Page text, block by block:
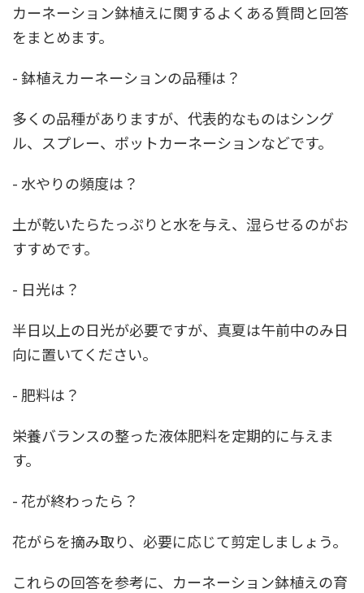
カーネーション鉢植えに関するよくある質問と回答
をまとめます。
- 鉢植えカーネーションの品種は？
多くの品種がありますが、代表的なものはシング
ル、スプレー、ポットカーネーションなどです。
- 水やりの頻度は？
土が乾いたらたっぷりと水を与え、湿らせるのがお
すすめです。
- 日光は？
半日以上の日光が必要ですが、真夏は午前中のみ日
向に置いてください。
- 肥料は？
栄養バランスの整った液体肥料を定期的に与えま
す。
- 花が終わったら？
花がらを摘み取り、必要に応じて剪定しましょう。
これらの回答を参考に、カーネーション鉢植えの育